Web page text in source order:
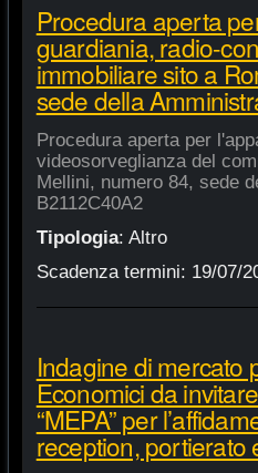
Procedura aperta
guardiania, radio-
immobiliare sito a
sede della
Procedura aperta per
videosorveglianza del
Mellini, numero 84, sede
B2112C40A2
Tipologia: Altro
Scadenza termini: 19/07/
Indagine di mercato
Economici da
“MEPA” per
reception, portierato